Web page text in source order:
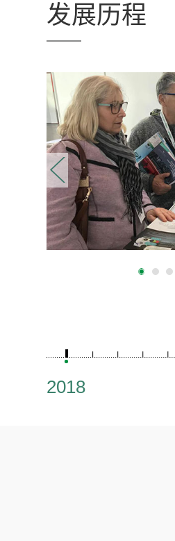
发展历程
2018